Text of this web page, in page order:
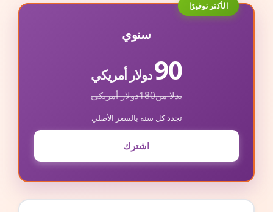
الأكثر توفيرًا
سنوي
90دولار أمريكي
بدلا من180دولار أمريكي
تجدد كل سنة بالسعر الأصلي
اشترك